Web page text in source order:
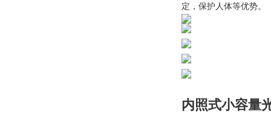
定，保护人体等优势。
内照式小容量